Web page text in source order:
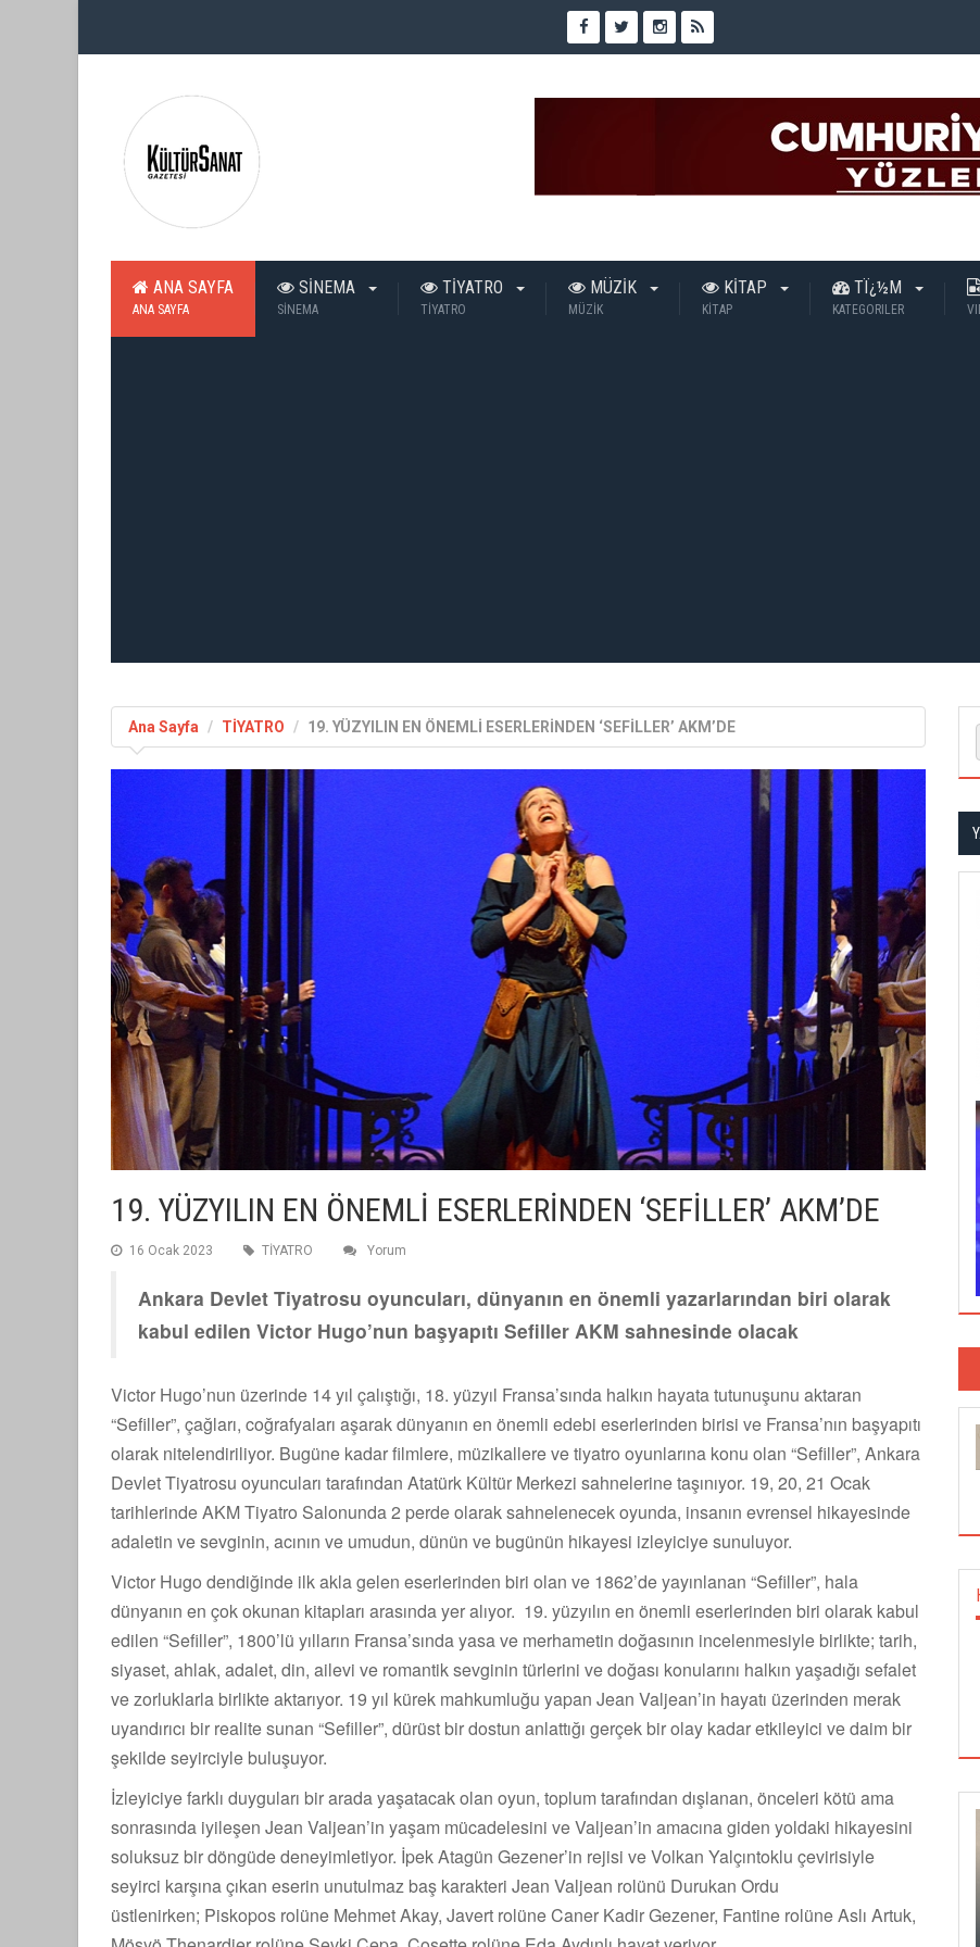
ANA SAYFA
ANA SAYFA
SİNEMA
SİNEMA
TİYATRO
TİYATRO
MÜZİK
MÜZİK
KİTAP
KİTAP
TÏ¿½M
KATEGORILER
Ana Sayfa TİYATRO 19. YÜZYILIN EN ÖNEMLİ ESERLERİNDEN ‘SEFİLLER’ AKM’DE
19. YÜZYILIN EN ÖNEMLİ ESERLERİNDEN ‘SEFİLLER’ AKM’DE
16 Ocak 2023 TİYATRO Yorum
Ankara Devlet Tiyatrosu oyuncuları, dünyanın en önemli yazarlarından biri olarak
kabul edilen Victor Hugo’nun başyapıtı Sefiller AKM sahnesinde olacak
Victor Hugo’nun üzerinde 14 yıl çalıştığı, 18. yüzyıl Fransa’sında halkın hayata tutunuşunu aktaran
“Sefiller”, çağları, coğrafyaları aşarak dünyanın en önemli edebi eserlerinden birisi ve Fransa’nın başyapıtı
olarak nitelendiriliyor. Bugüne kadar filmlere, müzikallere ve tiyatro oyunlarına konu olan “Sefiller”, Ankara
Devlet Tiyatrosu oyuncuları tarafından Atatürk Kültür Merkezi sahnelerine taşınıyor. 19, 20, 21 Ocak
tarihlerinde AKM Tiyatro Salonunda 2 perde olarak sahnelenecek oyunda, insanın evrensel hikayesinde
adaletin ve sevginin, acının ve umudun, dünün ve bugünün hikayesi izleyiciye sunuluyor.
Victor Hugo dendiğinde ilk akla gelen eserlerinden biri olan ve 1862’de yayınlanan “Sefiller”, hala
dünyanın en çok okunan kitapları arasında yer alıyor. 19. yüzyılın en önemli eserlerinden biri olarak kabul
edilen “Sefiller”, 1800’lü yılların Fransa’sında yasa ve merhametin doğasının incelenmesiyle birlikte; tarih,
siyaset, ahlak, adalet, din, ailevi ve romantik sevginin türlerini ve doğası konularını halkın yaşadığı sefalet
ve zorluklarla birlikte aktarıyor. 19 yıl kürek mahkumluğu yapan Jean Valjean’in hayatı üzerinden merak
uyandırıcı bir realite sunan “Sefiller”, dürüst bir dostun anlattığı gerçek bir olay kadar etkileyici ve daim bir
şekilde seyirciyle buluşuyor.
İzleyiciye farklı duyguları bir arada yaşatacak olan oyun, toplum tarafından dışlanan, önceleri kötü ama
sonrasında iyileşen Jean Valjean’in yaşam mücadelesini ve Valjean’in amacına giden yoldaki hikayesini
soluksuz bir döngüde deneyimletiyor. İpek Atagün Gezener’in rejisi ve Volkan Yalçıntoklu çevirisiyle
seyirci karşına çıkan eserin unutulmaz baş karakteri Jean Valjean rolünü Durukan Ordu
üstlenirken; Piskopos rolüne Mehmet Akay, Javert rolüne Caner Kadir Gezener, Fantine rolüne Aslı Artuk,
ALTIN KOZA'NIN ONUR ÖDÜLLERİ FERZAN